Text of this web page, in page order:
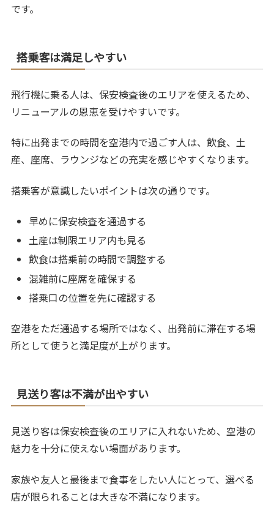
です。
搭乗客は満足しやすい
飛行機に乗る人は、保安検査後のエリアを使えるため、
リニューアルの恩恵を受けやすいです。
特に出発までの時間を空港内で過ごす人は、飲食、土
産、座席、ラウンジなどの充実を感じやすくなります。
搭乗客が意識したいポイントは次の通りです。
早めに保安検査を通過する
土産は制限エリア内も見る
飲食は搭乗前の時間で調整する
混雑前に座席を確保する
搭乗口の位置を先に確認する
空港をただ通過する場所ではなく、出発前に滞在する場
所として使うと満足度が上がります。
見送り客は不満が出やすい
見送り客は保安検査後のエリアに入れないため、空港の
魅力を十分に使えない場面があります。
家族や友人と最後まで食事をしたい人にとって、選べる
店が限られることは大きな不満になります。